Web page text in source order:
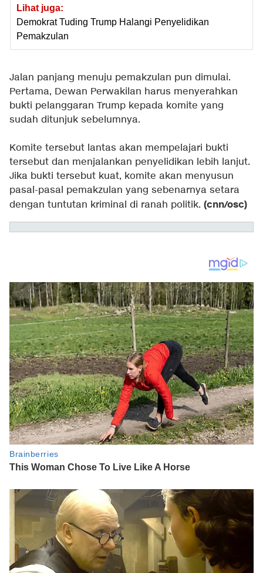
Lihat juga:
Demokrat Tuding Trump Halangi Penyelidikan
Pemakzulan
Jalan panjang menuju pemakzulan pun dimulai.
Pertama, Dewan Perwakilan harus menyerahkan
bukti pelanggaran Trump kepada komite yang
sudah ditunjuk sebelumnya.
Komite tersebut lantas akan mempelajari bukti
tersebut dan menjalankan penyelidikan lebih lanjut.
Jika bukti tersebut kuat, komite akan menyusun
pasal-pasal pemakzulan yang sebenarnya setara
dengan tuntutan kriminal di ranah politik. (cnn/osc)